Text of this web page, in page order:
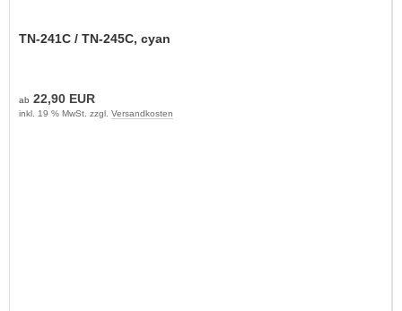
TN-241C / TN-245C, cyan
ab 22,90 EUR
inkl. 19 % MwSt. zzgl. Versandkosten